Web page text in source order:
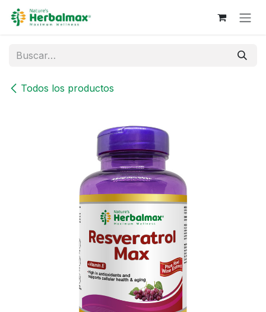
Ir al contenido
Todos los productos